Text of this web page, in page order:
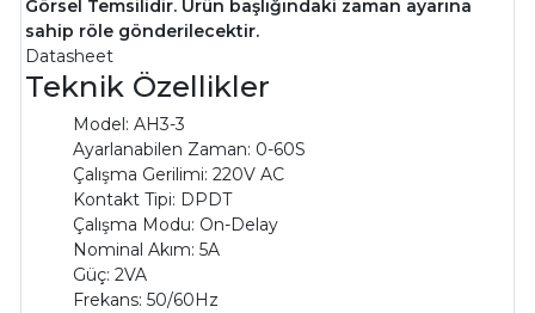
Görsel Temsilidir. Ürün başlığındaki zaman ayarına
sahip röle gönderilecektir.
Datasheet
Teknik Özellikler
Model: AH3-3
Ayarlanabilen Zaman: 0-60S
Çalışma Gerilimi: 220V AC
Kontakt Tipi: DPDT
Çalışma Modu: On-Delay
Nominal Akım: 5A
Güç: 2VA
Frekans: 50/60Hz